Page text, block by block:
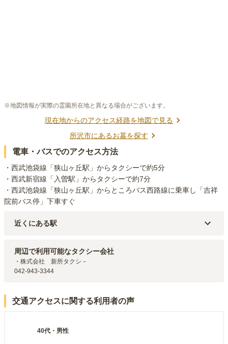
※地図情報が実際の霊園所在地と異なる場合がございます。
現在地からのアクセス経路を地図で見る
所沢市にあるお墓を探す
電車・バスでのアクセス方法
・西武池袋線「狭山ヶ丘駅」からタクシーで約5分
・西武新宿線「入曽駅」からタクシーで約7分
・西武池袋線「狭山ヶ丘駅」からところバス西路線に乗車し「吉祥
院前バス停」下車すぐ
近くにある駅
西武池袋線
小手指駅（2.4km）
周辺で利用可能なタクシー会社
・株式会社　新所タクシ－
042-943-3344
交通アクセスに関する利用者の声
40代 ・ 男性